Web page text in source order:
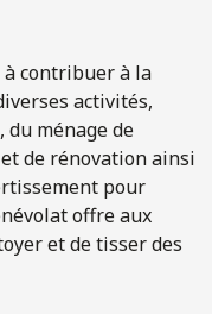
contribuer à la
activités,
ménage de
de rénovation ainsi
pour
offre aux
et de tisser des